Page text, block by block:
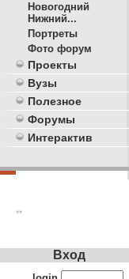
Новогодний
Нижний...
Портреты
Фото форум
Проекты
Вузы
Полезное
Форумы
Интерактив
**
Вход